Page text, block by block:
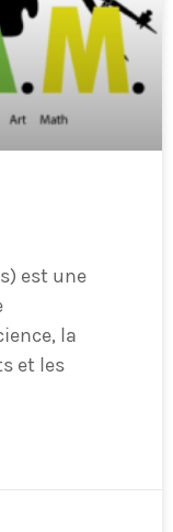
est une
la
et les